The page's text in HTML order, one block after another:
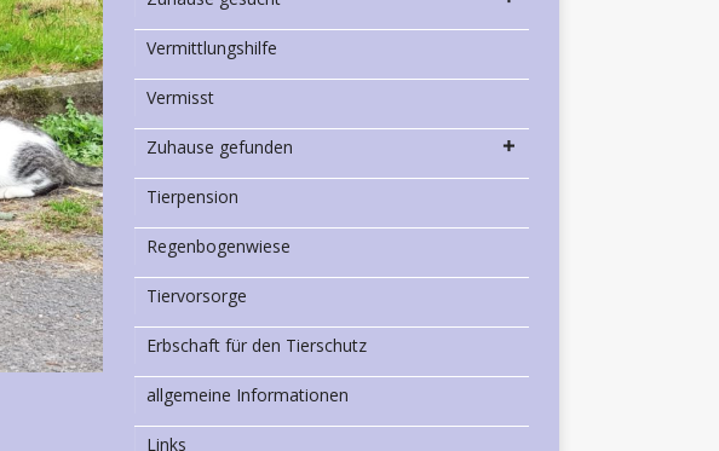
Vermittlungshilfe
Vermisst
Zuhause gefunden
Tierpension
Regenbogenwiese
Tiervorsorge
Erbschaft für den Tierschutz
allgemeine Informationen
Links